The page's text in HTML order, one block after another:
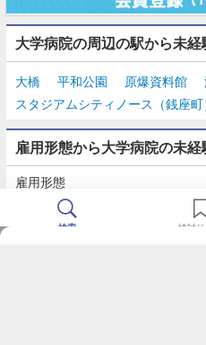
大学病院の周辺の駅から未
大橋 平和公園 原爆資料館
スタジアムシティノース（銭座町
雇用形態から大学病院の未
雇用形態
契約社員 パ
検索 検討リ